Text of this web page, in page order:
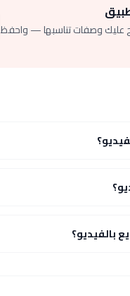
عليك وصفات تناسبها — واحفظ